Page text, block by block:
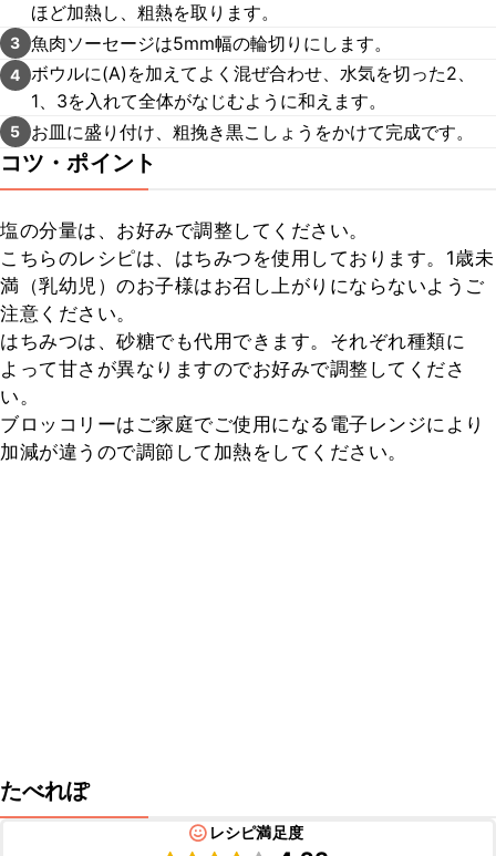
ほど加熱し、粗熱を取ります。
3 魚肉ソーセージは5mm幅の輪切りにします。
4 ボウルに(A)を加えてよく混ぜ合わせ、水気を切った2、
1、3を入れて全体がなじむように和えます。
5 お皿に盛り付け、粗挽き黒こしょうをかけて完成です。
コツ・ポイント
塩の分量は、お好みで調整してください。
こちらのレシピは、はちみつを使用しております。1歳未
満（乳幼児）のお子様はお召し上がりにならないようご
注意ください。
はちみつは、砂糖でも代用できます。それぞれ種類に
よって甘さが異なりますのでお好みで調整してくださ
い。
ブロッコリーはご家庭でご使用になる電子レンジにより
加減が違うので調節して加熱をしてください。
たべれぽ
レシピ満足度